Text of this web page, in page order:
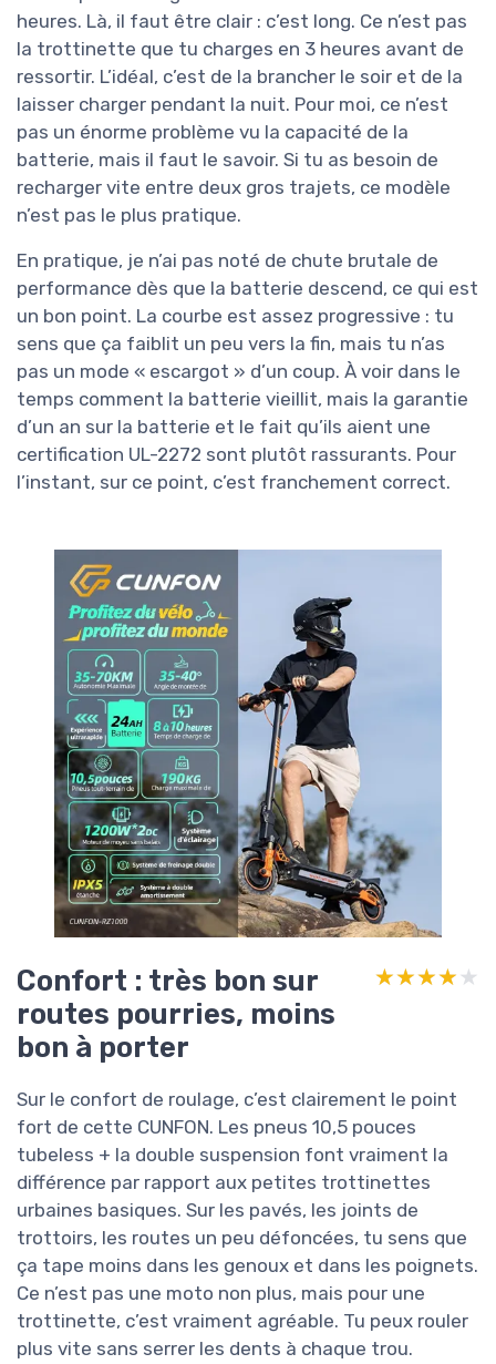
heures. Là, il faut être clair : c’est long. Ce n’est pas
la trottinette que tu charges en 3 heures avant de
ressortir. L’idéal, c’est de la brancher le soir et de la
laisser charger pendant la nuit. Pour moi, ce n’est
pas un énorme problème vu la capacité de la
batterie, mais il faut le savoir. Si tu as besoin de
recharger vite entre deux gros trajets, ce modèle
n’est pas le plus pratique.
En pratique, je n’ai pas noté de chute brutale de
performance dès que la batterie descend, ce qui est
un bon point. La courbe est assez progressive : tu
sens que ça faiblit un peu vers la fin, mais tu n’as
pas un mode « escargot » d’un coup. À voir dans le
temps comment la batterie vieillit, mais la garantie
d’un an sur la batterie et le fait qu’ils aient une
certification UL-2272 sont plutôt rassurants. Pour
l’instant, sur ce point, c’est franchement correct.
Confort : très bon sur
routes pourries, moins
bon à porter
★★★★★
★★★★★
Sur le confort de roulage, c’est clairement le point
fort de cette CUNFON. Les pneus 10,5 pouces
tubeless + la double suspension font vraiment la
différence par rapport aux petites trottinettes
urbaines basiques. Sur les pavés, les joints de
trottoirs, les routes un peu défoncées, tu sens que
ça tape moins dans les genoux et dans les poignets.
Ce n’est pas une moto non plus, mais pour une
trottinette, c’est vraiment agréable. Tu peux rouler
plus vite sans serrer les dents à chaque trou.